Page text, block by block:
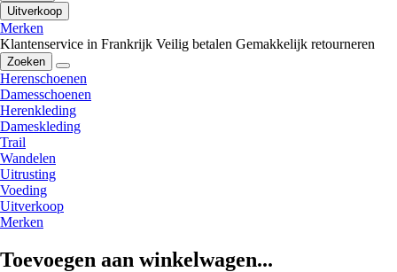
Uitverkoop
Merken
Klantenservice in Frankrijk Veilig betalen Gemakkelijk retourneren
Zoeken
Herenschoenen
Damesschoenen
Herenkleding
Dameskleding
Trail
Wandelen
Uitrusting
Voeding
Uitverkoop
Merken
Toevoegen aan winkelwagen...